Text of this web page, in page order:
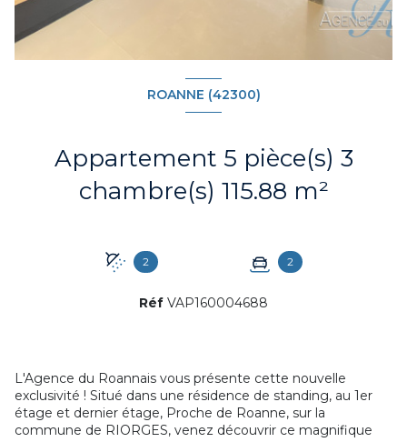
ROANNE (42300)
Appartement 5 pièce(s) 3
chambre(s) 115.88 m²
2 2
Réf VAP160004688
L'Agence du Roannais vous présente cette nouvelle
exclusivité ! Situé dans une résidence de standing, au 1er
étage et dernier étage, Proche de Roanne, sur la
commune de RIORGES, venez découvrir ce magnifique